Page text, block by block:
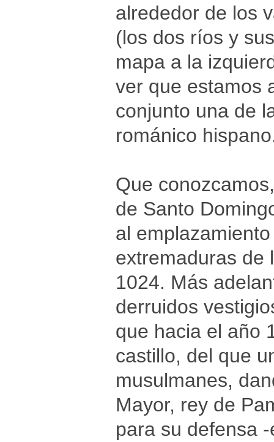
alrededor de los
(los dos ríos y
mapa a la
ver que estamos
conjunto una de
románico
Que
de Santo
al
extremaduras de
1024. Más
derruidos
que hacia el año
castillo, del que
musulmanes,
Mayor, rey de
para su defensa